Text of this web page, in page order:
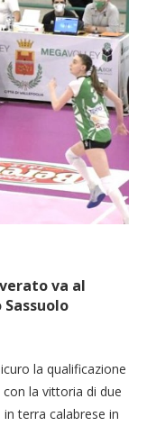
va al
la qualificazione
la vittoria di due
terra calabrese in